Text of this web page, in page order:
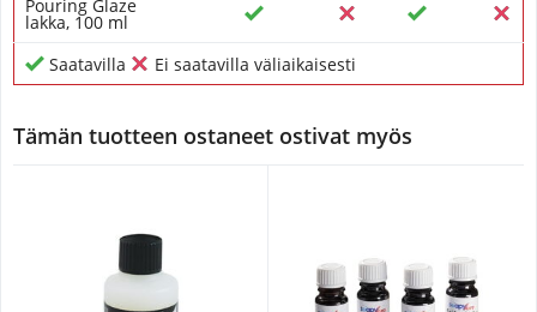
Pouring Glaze
lakka, 100 ml
Saatavilla
Ei saatavilla väliaikaisesti
Tämän tuotteen ostaneet ostivat myös